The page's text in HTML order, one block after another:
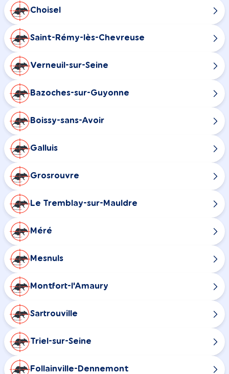
Choisel
Saint-Rémy-lès-Chevreuse
Verneuil-sur-Seine
Bazoches-sur-Guyonne
Boissy-sans-Avoir
Galluis
Grosrouvre
Le Tremblay-sur-Mauldre
Méré
Mesnuls
Montfort-l'Amaury
Sartrouville
Triel-sur-Seine
Follainville-Dennemont